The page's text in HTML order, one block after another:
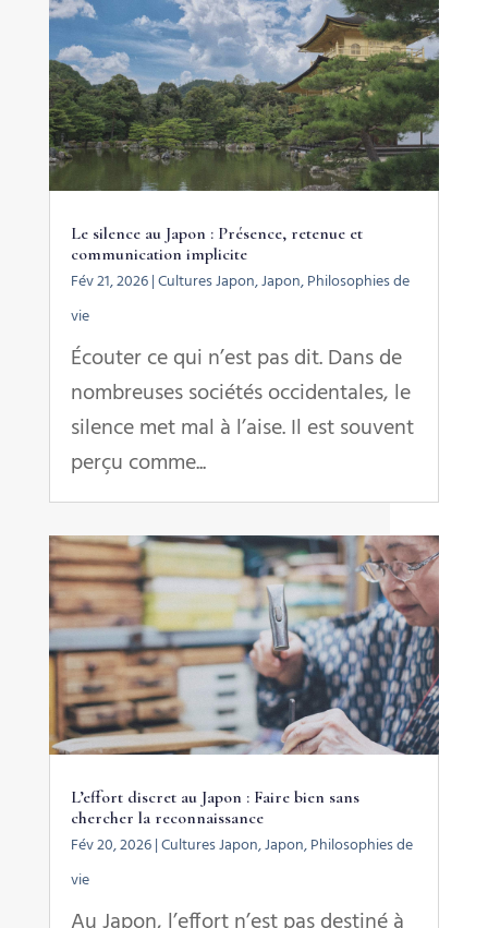
Le silence au Japon : Présence, retenue et
communication implicite
Fév 21, 2026|Cultures Japon,Japon,Philosophies de
vie
Écouter ce qui n’est pas dit. Dans de
nombreuses sociétés occidentales, le
silence met mal à l’aise. Il est souvent
perçu comme...
L’effort discret au Japon : Faire bien sans
chercher la reconnaissance
Fév 20, 2026|Cultures Japon,Japon,Philosophies de
vie